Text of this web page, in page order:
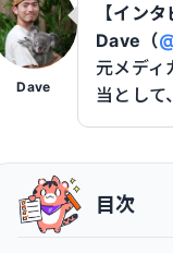
Dave
【イン
Dave（
元メディ
当として
目次